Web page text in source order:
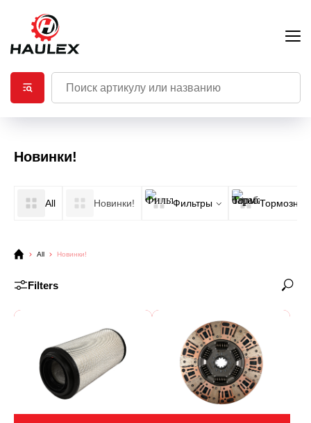
Новинки!
All Новинки! Фильтры
All Новинки!
Filters